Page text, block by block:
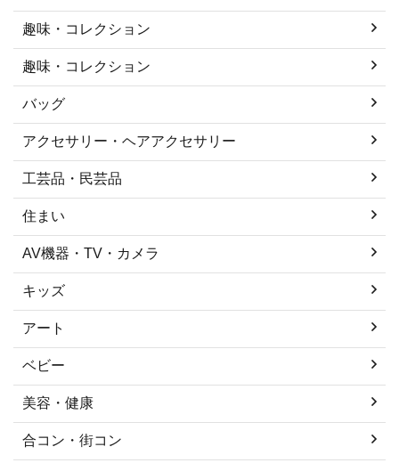
趣味・コレクション
趣味・コレクション
バッグ
アクセサリー・ヘアアクセサリー
工芸品・民芸品
住まい
AV機器・TV・カメラ
キッズ
アート
ベビー
美容・健康
合コン・街コン